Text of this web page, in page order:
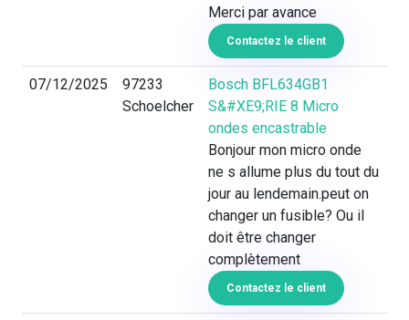
Merci par avance
Contactez le client
07/12/2025
97233
Schoelcher
Bosch BFL634GB1
S&#XE9;RIE 8 Micro
ondes encastrable
Bonjour mon micro onde
ne s allume plus du tout du
jour au lendemain.peut on
changer un fusible? Ou il
doit être changer
complètement
Contactez le client